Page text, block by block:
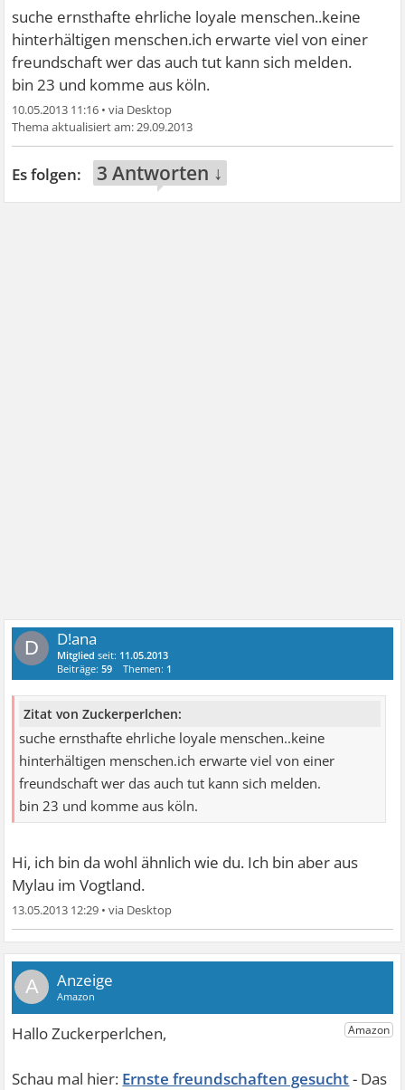
suche ernsthafte ehrliche loyale menschen..keine
hinterhältigen menschen.ich erwarte viel von einer
freundschaft wer das auch tut kann sich melden.
bin 23 und komme aus köln.
10.05.2013 11:16 •
29.09.2013
3 Antworten ↓
D D!ana
Mitglied seit: 11.05.2013
Beiträge:59 Themen: 1
Zitat von Zuckerperlchen:
suche ernsthafte ehrliche loyale menschen..keine
hinterhältigen menschen.ich erwarte viel von einer
freundschaft wer das auch tut kann sich melden.
bin 23 und komme aus köln.
Hi, ich bin da wohl ähnlich wie du. Ich bin aber aus
Mylau im Vogtland.
13.05.2013 12:29 •
A
Ernste freundschaften gesucht